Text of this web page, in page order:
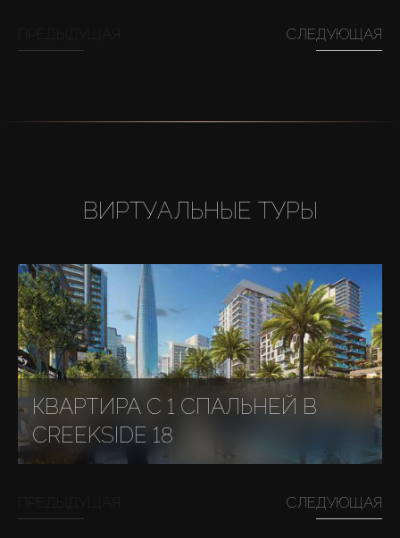
СЛЕДУЮЩАЯ
ВИРТУАЛЬНЫЕ ТУРЫ
КВАРТИРА С 1 СПАЛЬНЕЙ В
CREEKSIDE 18
СЛЕДУЮЩАЯ